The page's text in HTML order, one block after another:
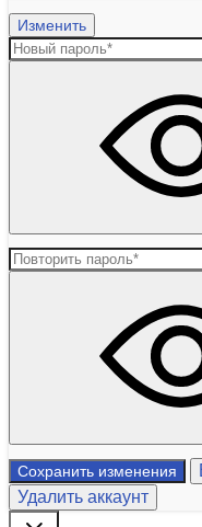
Изменить
Сохранить изменения
Удалить аккаунт